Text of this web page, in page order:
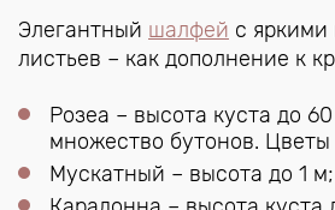
Элегантный шалфей с
листьев – как дополнение к
Розеа – высота куста до
множество бутонов.
Мускатный – высота до 1